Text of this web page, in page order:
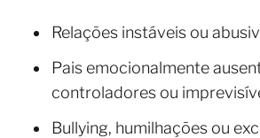
Relações instáveis ou
Pais emocionalmente
controladores ou
Bullying, humilhações ou